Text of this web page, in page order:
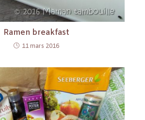
Ramen breakfast
11 mars 2016